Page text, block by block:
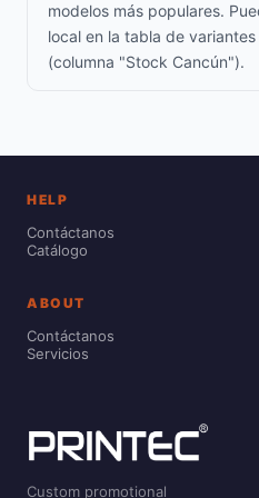
modelos más populares.
local en la tabla de
(columna "Stock Cancún").
HELP
Contáctanos
Catálogo
ABOUT
Contáctanos
Servicios
Custom promotional